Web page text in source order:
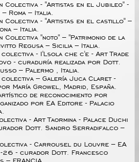
Colectiva - "Artistas en el Jubileo" -
Roma – Italia.
Colectiva - "Artistas en el castillo" –
– Italia.
Colectiva "noto" – "Patrimonio de la
Regusa – Sicilia – Italia.
colectiva - I'Lsola che c'e - Art Trade
- curaduría realizada por Dott.
– Palermo , Italia.
colectiva – Galería Juca Claret -
María Growel, Madrid, España.
de reconocimiento por
por EA Editore - Palacio
- Art Taormina - Palace Duchi
Dott. Sandro Serradifalco –
- Carrousel du Louvre – EA
- curador Dott. Francesco